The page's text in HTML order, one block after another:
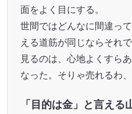
面をよく目にする。
世間ではどんなに間違っ
える道筋が同じならそれ
見るのは、心地よくすら
なった。そりゃ売れるわ、
「目的は金」と言える